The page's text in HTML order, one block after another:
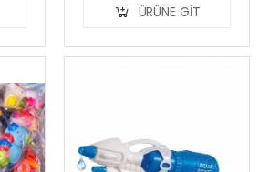
ÜRÜNE GIT